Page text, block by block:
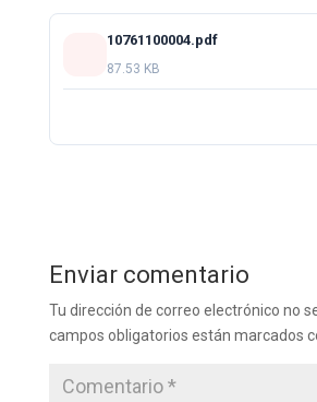
10761100004.pdf
87.53 KB
Enviar comentario
Tu dirección de correo electrónico no
campos obligatorios están marcados